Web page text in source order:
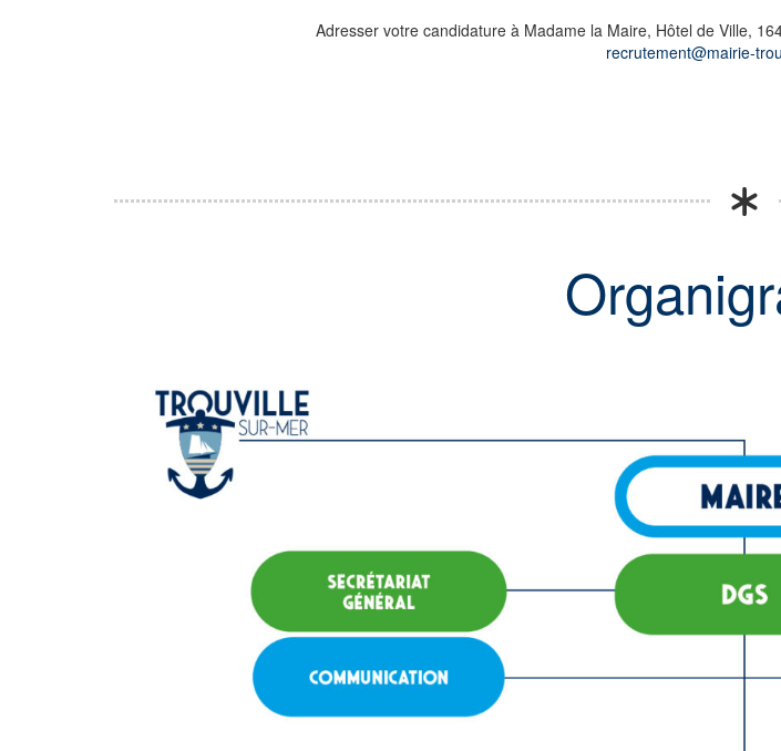
Adresser votre candidature à Madame la Maire, Hôtel de Ville,
recrutement@mairie-